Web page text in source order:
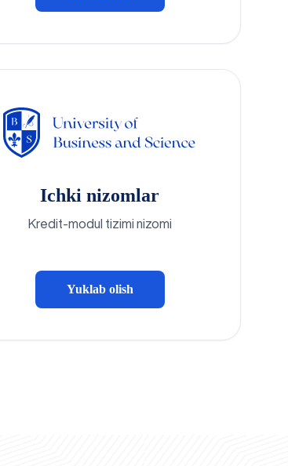
Ichki nizomlar
Kredit-modul tizimi nizomi
Yuklab olish